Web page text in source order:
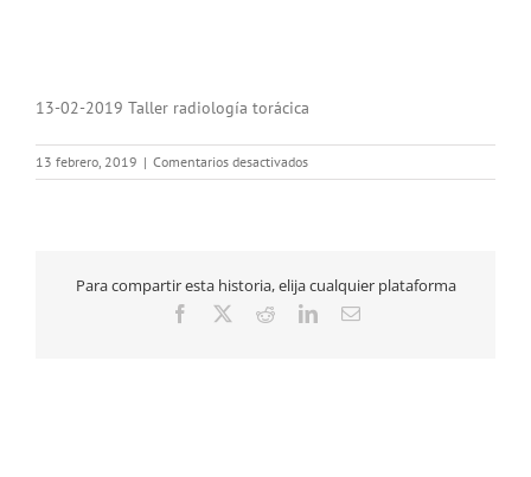
13-02-2019 Taller radiología torácica
13 febrero, 2019 | Comentarios desactivadosen
13-
torácica
Para compartir esta historia, elija cualquier plataforma
Facebook RedditLinkedInCorreo